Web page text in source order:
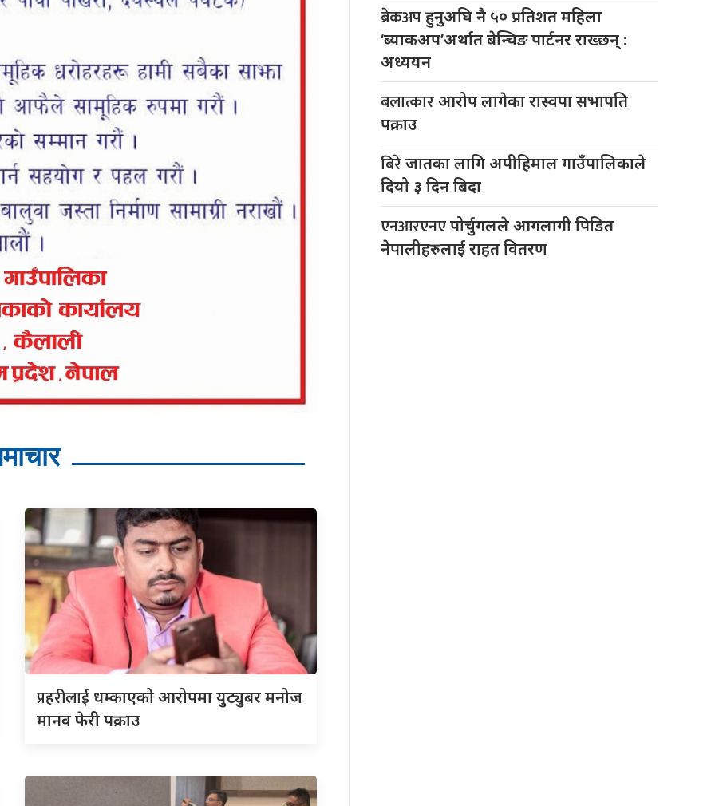
प्रहरीलाई धम्काएको आरोपमा युट्युबर मनोज
मानव फेरी पक्राउ
ब्रेकअपहुनुअघि नै ५० प्रतिशत महिला
‘ब्याकअप’अर्थात बेन्चिङ पार्टनर राख्छन् :
अध्ययन
बलात्कारआरोप लागेका रास्वपा सभापति
पक्राउ
बिरेजातका लागि अपीहिमाल गाउँपालिकाले
दियो ३ दिन बिदा
एनआरएनएपोर्चुगलले आगलागी पिडित
नेपालीहरुलाई राहत वितरण